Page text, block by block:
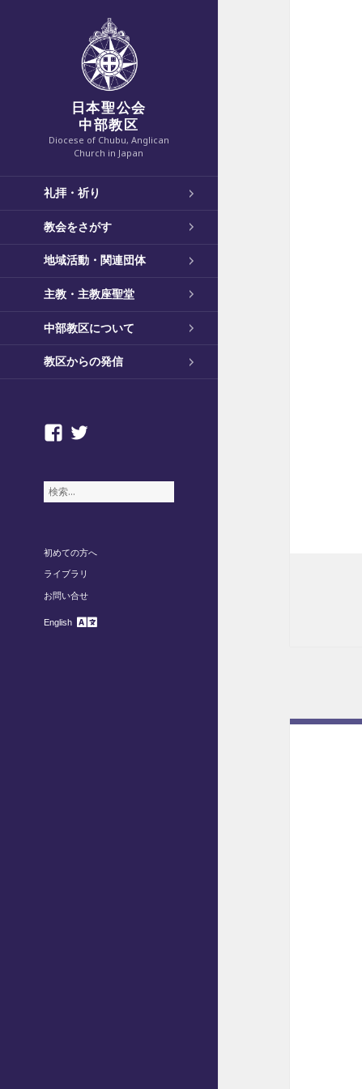
日本聖公会
中部教区
Diocese of Chubu, Anglican
Church in Japan
礼拝・祈り
教会をさがす
地域活動・関連団体
主教・主教座聖堂
中部教区について
教区からの発信
facebook
twitter
検
初めての方へ
ライブラリ
お問い合せ
English